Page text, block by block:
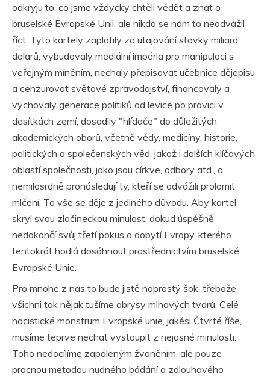
odkryju to, co jsme vždycky chtěli vědět a znát o
bruselské Evropské Unii, ale nikdo se nám to neodvážil
říct. Tyto kartely zaplatily za utajování stovky miliard
dolarů, vybudovaly mediální impéria pro manipulaci s
veřejným míněním, nechaly přepisovat učebnice dějepisu
a cenzurovat světové zpravodajství, financovaly a
vychovaly generace politiků od levice po pravici v
desítkách zemí, dosadily "hlídače" do důležitých
akademických oborů, včetně vědy, medicíny, historie,
politických a společenských věd, jakož i dalších klíčových
oblastí společnosti, jako jsou církve, odbory atd., a
nemilosrdně pronásledují ty, kteří se odvážili prolomit
mlčení. To vše se děje z jediného důvodu. Aby kartel
skryl svou zločineckou minulost, dokud úspěšně
nedokončí svůj třetí pokus o dobytí Evropy, kterého
tentokrát hodlá dosáhnout prostřednictvím bruselské
Evropské Unie.
Pro mnohé z nás to bude jistě naprostý šok, třebaže
všichni tak nějak tušíme obrysy mlhavých tvarů. Celé
nacistické monstrum Evropské unie, jakési Čtvrté říše,
musíme teprve nechat vystoupit z nejasné minulosti.
Toho nedocílíme zapáleným žvaněním, ale pouze
pracnou metodou nudného bádání a zdlouhavého